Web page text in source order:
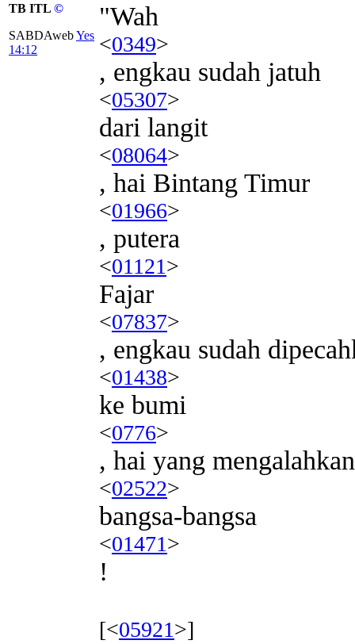
TB ITL ©
SABDAwebYes
14:12
"Wah
<0349>
, engkau sudah jatuh
<05307>
dari langit
<08064>
, hai Bintang Timur
<01966>
, putera
<01121>
Fajar
<07837>
, engkau sudah
<01438>
ke bumi
<0776>
, hai yang mengalahkan
<02522>
bangsa-bangsa
<01471>
!
[<05921>]